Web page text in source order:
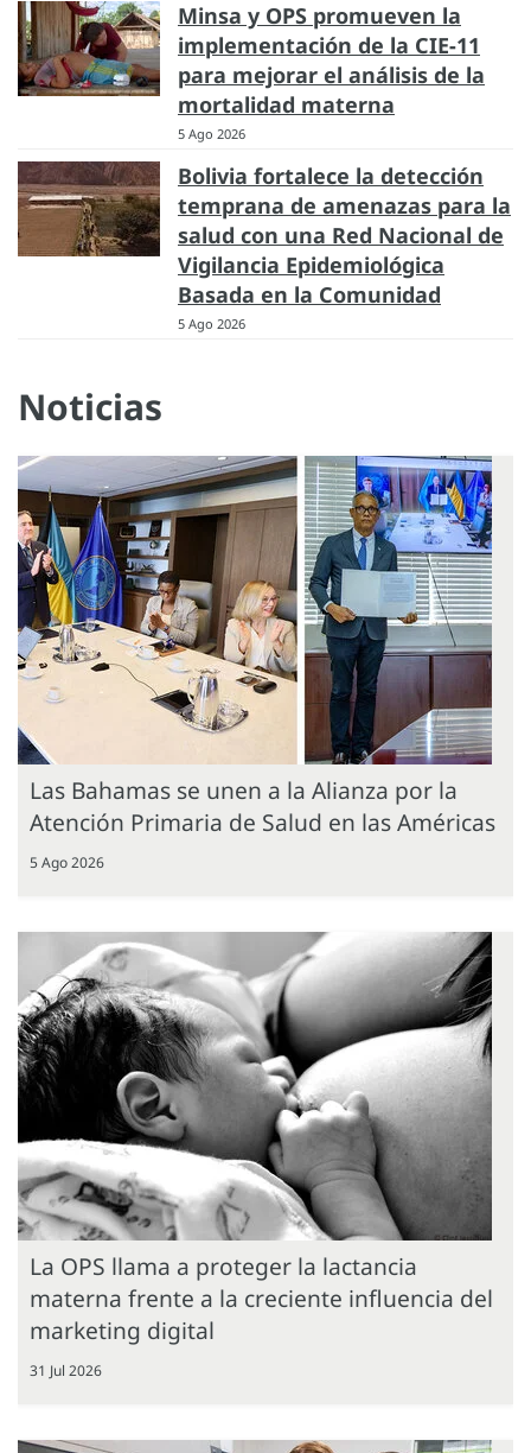
Minsa y OPS promueven la
implementación de la CIE-11
para mejorar el análisis de la
mortalidad materna
5 Ago 2026
Bolivia fortalece la detección
temprana de amenazas para la
salud con una Red Nacional de
Vigilancia Epidemiológica
Basada en la Comunidad
5 Ago 2026
Noticias
Las Bahamas se unen a la Alianza por la
Atención Primaria de Salud en las Américas
5 Ago 2026
La OPS llama a proteger la lactancia
materna frente a la creciente influencia del
marketing digital
31 Jul 2026